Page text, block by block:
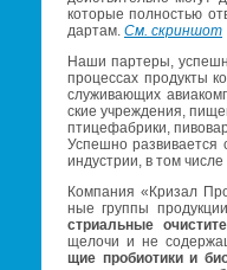
ко­то­рые пол­но­стью
дар­там. См. скрин­шот
Наши пар­те­ры,
про­цес­сах про­дук­ты
слу­жи­ва­ю­щих
ские учре­жде­ния,
пти­це­фаб­ри­ки,
Успеш­но раз­ви­ва­ет­ся
ин­ду­стрии, в том
Ком­па­ния «Кри­зал
ные груп­пы
стри­аль­ные
ще­ло­чи и не
щие про­био­ти­ки и